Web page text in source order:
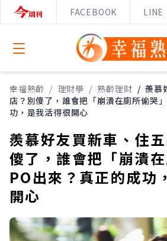
FACEBOOK LINE
Open menu
幸福熟齡 / 理財學 / 熟齡理財 / 羨慕
店？別傻了，誰會把「崩潰在廁所偷哭
功，是我活得很開心
羨慕好友買新車、住
傻了，誰會把「崩潰在
PO出來？真正的成功
開心